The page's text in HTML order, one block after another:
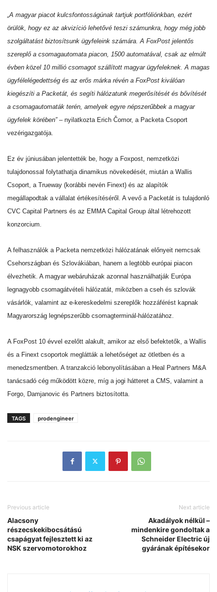
„A magyar piacot kulcsfontosságúnak tartjuk portfóliónkban, ezért
örülök, hogy ez az akvizíció lehetővé teszi számunkra, hogy még jobb
szolgáltatást biztosítsunk ügyfeleink számára. A FoxPost jelentős
szereplő a csomagautomata piacon, 1500 automatával, csak az elmúlt
évben közel 10 millió csomagot szállított magyar ügyfeleknek. A magas
ügyfélelégedettség és az erős márka révén a FoxPost kiválóan
kiegészíti a Packetát, és segíti hálózatunk megerősítését és bővítését
a csomagautomaták terén, amelyek egyre népszerűbbek a magyar
ügyfelek körében”– nyilatkozta Erich Čomor, a Packeta Csoport
vezérigazgatója.
Ez év júniusában jelentették be, hogy a Foxpost, nemzetközi
tulajdonossal folytathatja dinamikus növekedését, miután a Wallis
Csoport, a Trueway (korábbi nevén Finext) és az alapítók
megállapodtak a vállalat értékesítéséről. A vevő a Packetát is tulajdonló
CVC Capital Partners és az EMMA Capital Group által létrehozott
konzorcium.
A felhasználók a Packeta nemzetközi hálózatának előnyeit nemcsak
Csehországban és Szlovákiában, hanem a legtöbb európai piacon
élvezhetik. A magyar webáruházak azonnal használhatják Európa
legnagyobb csomagátvételi hálózatát, miközben a cseh és szlovák
vásárlók, valamint az e-kereskedelmi szereplők hozzáférést kapnak
Magyarország legnépszerűbb csomagterminál-hálózatához.
A FoxPost 10 évvel ezelőtt alakult, amikor az első befektetők, a Wallis
és a Finext csoportok meglátták a lehetőséget az ötletben és a
menedzsmentben. A tranzakció lebonyolításában a Heal Partners M&A
tanácsadó cég működött közre, míg a jogi hátteret a CMS, valamint a
Forgo, Damjanovic és Partners biztosította.
TAGS prodengineer
Previous article
Alacsony
részecskekibocsátású
csapágyat fejlesztett ki az
NSK szervomotorokhoz
Next article
Akadályok nélkül –
mindenkire gondoltak a
Schneider Electric új
gyárának építésekor